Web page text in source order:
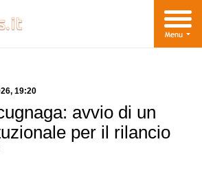
, 19:20
avvio di un
per il rilancio